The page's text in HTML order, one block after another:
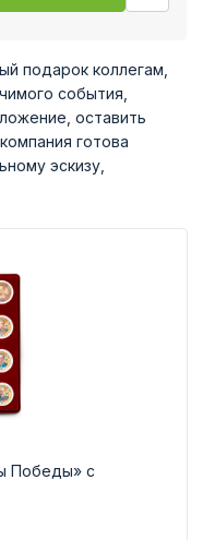
подарок коллегам,
события,
оставить
готова
эскизу,
Победы» с